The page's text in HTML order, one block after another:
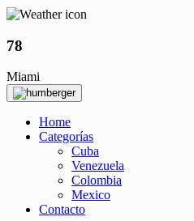
78
Miami
Home
Categorías
Cuba
Venezuela
Colombia
Mexico
Contacto